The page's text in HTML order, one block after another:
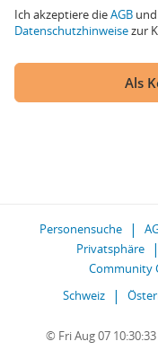
Ich akzeptiere dieAGB
Datenschutzhinweisezur
Als
Personensuche
Privatsphäre
Community
Schweiz
© Fri Aug 07